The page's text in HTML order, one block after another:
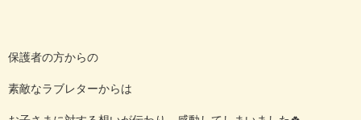
保護者の方からの
素敵なラブレターからは